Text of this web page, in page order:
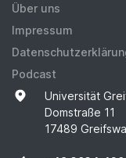
Über uns
Impressum
Podcast
Universität
Domstraße 11
17489